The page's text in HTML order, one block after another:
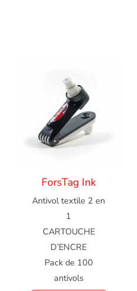
ForsTag Ink
Antivol textile 2 en
1
CARTOUCHE
D’ENCRE
Pack de 100
antivols